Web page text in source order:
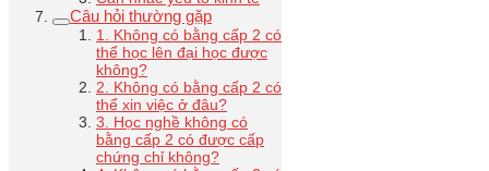
Câu hỏi thường gặp
1. Không có bằng cấp 2 có
thể học lên đại học được
không?
2. Không có bằng cấp 2 có
thể xin việc ở đâu?
3. Học nghề không có
bằng cấp 2 có được cấp
chứng chỉ không?